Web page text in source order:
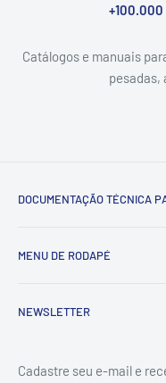
Catálogos e manuais
pesadas,
DOCUMENTAÇÃO TÉCNICA
peças, manuais de
em PDF via WhatsApp.
MENU DE RODAPÉ
Contato
Política de privacidade
NEWSLETTER
Cadastre seu e-mail e